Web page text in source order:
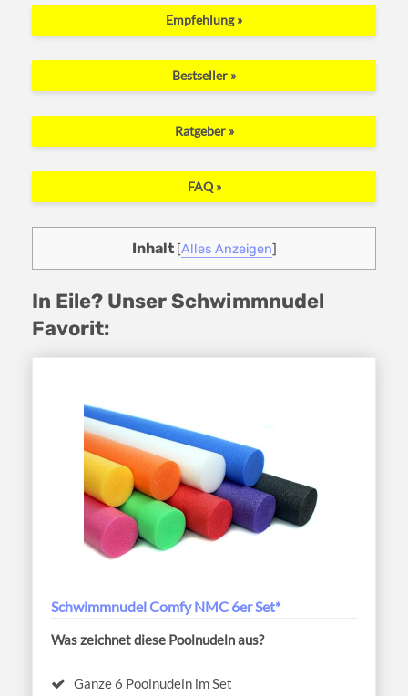
Empfehlung »
Bestseller »
Ratgeber »
FAQ »
Inhalt [Alles Anzeigen]
In Eile? Unser Schwimmnudel
Favorit:
Schwimmnudel Comfy NMC 6er Set*
Was zeichnet diese Poolnudeln aus?
Ganze 6 Poolnudeln im Set